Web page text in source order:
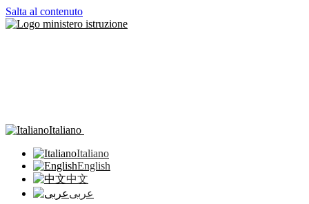
Salta al contenuto
Italiano
Italiano
English
中文
عربى